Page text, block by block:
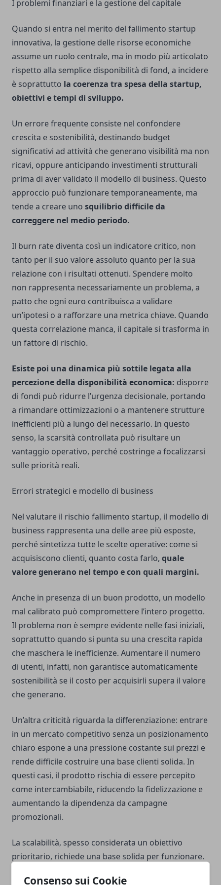
Consenso sui Cookie
I problemi finanziari e la gestione del capitale
Quando si entra nel merito del fallimento startup
innovativa, la gestione delle risorse economiche
assume un ruolo centrale, ma in modo più articolato
rispetto alla semplice disponibilità di fond, a incidere
è soprattutto la coerenza tra spesa della startup,
obiettivi e tempi di sviluppo.
Un errore frequente consiste nel confondere
crescita e sostenibilità, destinando budget
significativi ad attività che generano visibilità ma non
ricavi, oppure anticipando investimenti strutturali
prima di aver validato il modello di business. Questo
approccio può funzionare temporaneamente, ma
tende a creare uno squilibrio difficile da
correggere nel medio periodo.
Il burn rate diventa così un indicatore critico, non
tanto per il suo valore assoluto quanto per la sua
relazione con i risultati ottenuti. Spendere molto
non rappresenta necessariamente un problema, a
patto che ogni euro contribuisca a validare
un’ipotesi o a rafforzare una metrica chiave. Quando
questa correlazione manca, il capitale si trasforma in
un fattore di rischio.
Esiste poi una dinamica più sottile legata alla
percezione della disponibilità economica: disporre
di fondi può ridurre l’urgenza decisionale, portando
a rimandare ottimizzazioni o a mantenere strutture
inefficienti più a lungo del necessario. In questo
senso, la scarsità controllata può risultare un
vantaggio operativo, perché costringe a focalizzarsi
sulle priorità reali.
Errori strategici e modello di business
Nel valutare il rischio fallimento startup, il modello di
business rappresenta una delle aree più esposte,
perché sintetizza tutte le scelte operative: come si
acquisiscono clienti, quanto costa farlo, quale
valore generano nel tempo e con quali margini.
Anche in presenza di un buon prodotto, un modello
mal calibrato può compromettere l’intero progetto.
Il problema non è sempre evidente nelle fasi iniziali,
soprattutto quando si punta su una crescita rapida
che maschera le inefficienze. Aumentare il numero
di utenti, infatti, non garantisce automaticamente
sostenibilità se il costo per acquisirli supera il valore
che generano.
Un’altra criticità riguarda la differenziazione: entrare
in un mercato competitivo senza un posizionamento
chiaro espone a una pressione costante sui prezzi e
rende difficile costruire una base clienti solida. In
questi casi, il prodotto rischia di essere percepito
come intercambiabile, riducendo la fidelizzazione e
aumentando la dipendenza da campagne
promozionali.
La scalabilità, spesso considerata un obiettivo
prioritario, richiede una base solida per funzionare.